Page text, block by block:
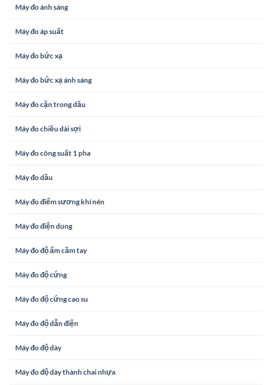
Máy đo ánh sáng
Máy đo áp suất
Máy đo bức xạ
Máy đo bức xạ ánh sáng
Máy đo cặn trong dầu
Máy đo chiều dài sợi
Máy đo công suất 1 pha
Máy đo dầu
Máy đo điểm sương khí nén
Máy đo điện dung
Máy đo độ ẩm cầm tay
Máy đo độ cứng
Máy đo độ cứng cao su
Máy đo độ dẫn điện
Máy đo độ dày
Máy đo độ dày thành chai nhựa